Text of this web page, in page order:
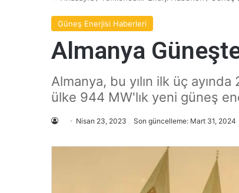
Güneş Enerjisi Haberleri
Almanya
Almanya, bu yılın ilk üç
ülke 944 MW'lık yeni güneş
Nisan 23, 2023 Son güncelleme: Mart 31, 2024